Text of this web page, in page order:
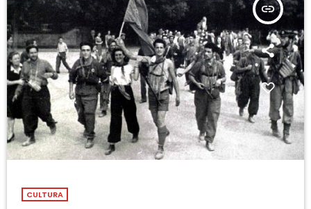
insert_link
CULTURA